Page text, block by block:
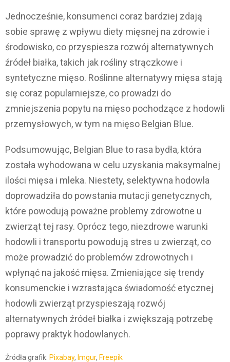
Jednocześnie, konsumenci coraz bardziej zdają
sobie sprawę z wpływu diety mięsnej na zdrowie i
środowisko, co przyspiesza rozwój alternatywnych
źródeł białka, takich jak rośliny strączkowe i
syntetyczne mięso. Roślinne alternatywy mięsa stają
się coraz popularniejsze, co prowadzi do
zmniejszenia popytu na mięso pochodzące z hodowli
przemysłowych, w tym na mięso Belgian Blue.
Podsumowując, Belgian Blue to rasa bydła, która
została wyhodowana w celu uzyskania maksymalnej
ilości mięsa i mleka. Niestety, selektywna hodowla
doprowadziła do powstania mutacji genetycznych,
które powodują poważne problemy zdrowotne u
zwierząt tej rasy. Oprócz tego, niezdrowe warunki
hodowli i transportu powodują stres u zwierząt, co
może prowadzić do problemów zdrowotnych i
wpłynąć na jakość mięsa. Zmieniające się trendy
konsumenckie i wzrastająca świadomość etycznej
hodowli zwierząt przyspieszają rozwój
alternatywnych źródeł białka i zwiększają potrzebę
poprawy praktyk hodowlanych.
Źródła grafik: Pixabay, Imgur, Freepik